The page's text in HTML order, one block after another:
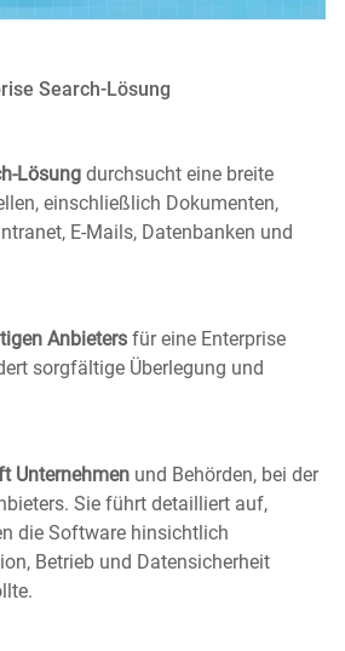
Search-Lösung
Lösung durchsucht eine breite
einschließlich Dokumenten,
E-Mails, Datenbanken und
Anbieters für eine Enterprise
sorgfältige Überlegung und
Unternehmen und Behörden, bei der
Sie führt detailliert auf,
die Software hinsichtlich
Betrieb und Datensicherheit